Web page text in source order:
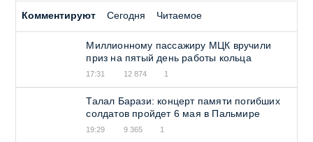
Комментируют Сегодня Читаемое
Миллионному пассажиру МЦК вручили
приз на пятый день работы кольца
17:31 12 874 1
Талал Барази: концерт памяти погибших
солдатов пройдет 6 мая в Пальмире
19:29 9 365 1